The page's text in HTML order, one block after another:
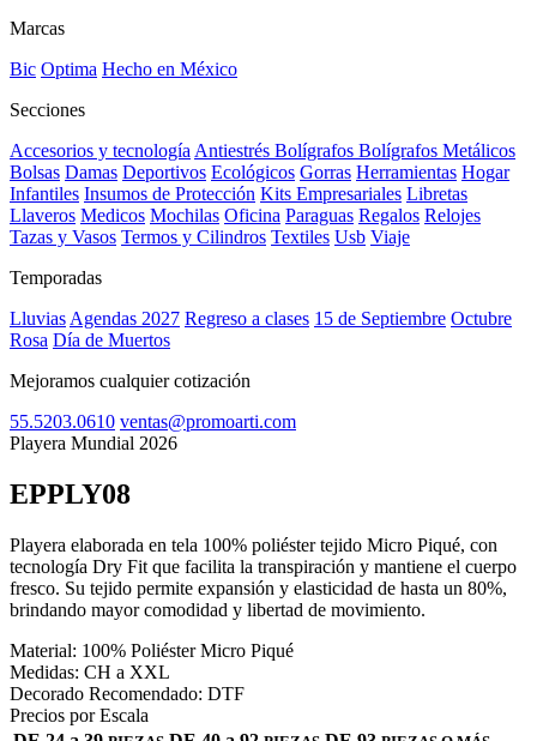
Marcas
Bic Optima Hecho en México
Secciones
Accesorios y tecnología Antiestrés Bolígrafos Bolígrafos Metálicos
Bolsas Damas Deportivos Ecológicos Gorras Herramientas Hogar
Infantiles Insumos de Protección Kits Empresariales Libretas
Llaveros Medicos Mochilas Oficina Paraguas Regalos Relojes
Tazas y Vasos Termos y Cilindros Textiles Usb Viaje
Temporadas
Lluvias Agendas 2027 Regreso a clases 15 de Septiembre Octubre
Rosa Día de Muertos
Mejoramos cualquier cotización
55.5203.0610 ventas@promoarti.com
Playera Mundial 2026
EPPLY08
Playera elaborada en tela 100% poliéster tejido Micro Piqué, con
tecnología Dry Fit que facilita la transpiración y mantiene el cuerpo
fresco. Su tejido permite expansión y elasticidad de hasta un 80%,
brindando mayor comodidad y libertad de movimiento.
Material: 100% Poliéster Micro Piqué
Medidas: CH a XXL
Decorado Recomendado: DTF
Precios por Escala